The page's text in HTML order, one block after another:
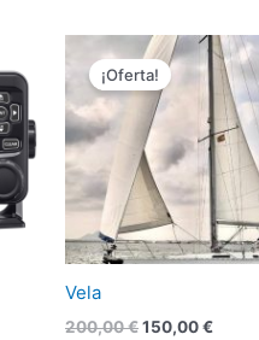
¡Oferta!
Vela
200,00€
El
precio
original
era:
200,00 €.
150,00€
El
precio
actual
es: